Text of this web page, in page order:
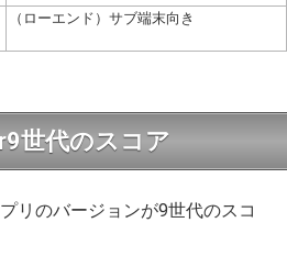
（ローエンド）サブ端末向き
世代のスコア
リのバージョンが9世代のスコ